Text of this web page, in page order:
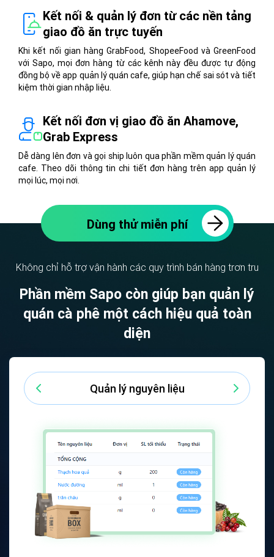
Kết nối & quản lý đơn từ các nền tảng
giao đồ ăn trực tuyến
Khi kết nối gian hàng GrabFood, ShopeeFood và GreenFood
với Sapo, mọi đơn hàng từ các kênh này đều được tự động
đồng bộ về app quản lý quán cafe, giúp hạn chế sai sót và tiết
kiệm thời gian nhập liệu.
Kết nối đơn vị giao đồ ăn Ahamove,
Grab Express
Dễ dàng lên đơn và gọi ship luôn qua phần mềm quản lý quán
cafe. Theo dõi thông tin chi tiết đơn hàng trên app quản lý
mọi lúc, mọi nơi.
Dùng thử miễn phí
Không chỉ hỗ trợ vận hành các quy trình bán hàng trơn tru
Phần mềm Sapo còn giúp bạn quản lý
quán cà phê một cách hiệu quả toàn
diện
Quản lý nhân viên